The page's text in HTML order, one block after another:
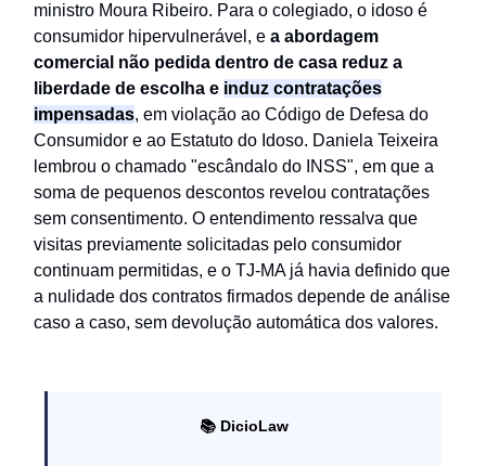
ministro Moura Ribeiro. Para o colegiado, o idoso é
consumidor hipervulnerável, e a abordagem
comercial não pedida dentro de casa reduz a
liberdade de escolha e induz contratações
impensadas, em violação ao Código de Defesa do
Consumidor e ao Estatuto do Idoso. Daniela Teixeira
lembrou o chamado "escândalo do INSS", em que a
soma de pequenos descontos revelou contratações
sem consentimento. O entendimento ressalva que
visitas previamente solicitadas pelo consumidor
continuam permitidas, e o TJ-MA já havia definido que
a nulidade dos contratos firmados depende de análise
caso a caso, sem devolução automática dos valores.
📚 DicioLaw